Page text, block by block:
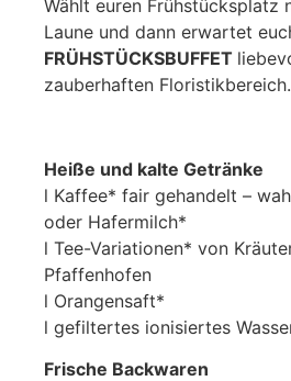
Wählt euren Frühstücksplatz
Laune und dann erwartet
FRÜHSTÜCKSBUFFET
zauberhaften Floristikbereich.
Heiße und kalte Getränke
l Kaffee* fair gehandelt –
oder Hafermilch*
l Tee-Variationen* von
Pfaffenhofen
l Orangensaft*
l gefiltertes ionisiertes
Frische Backwaren